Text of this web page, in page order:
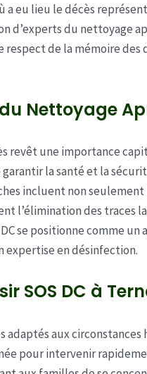
a eu lieu le décès
d’experts du nettoyage
de la mémoire des
Nettoyage
revêt une importance
la santé et la
incluent non
l’élimination des traces
DC se positionne comme
expertise en désinfection.
SOS DC à
adaptés aux
pour intervenir